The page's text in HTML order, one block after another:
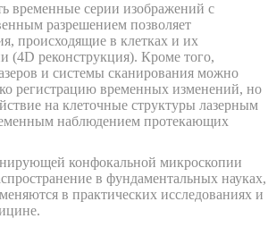
временные серии изображений с
разрешением позволяет
происходящие в клетках и их
(4D реконструкция). Кроме того,
и системы сканирования можно
регистрацию временных изменений, но
на клеточные структуры лазерным
наблюдением протекающих
конфокальной микроскопии
в фундаментальных науках,
в практических исследованиях и